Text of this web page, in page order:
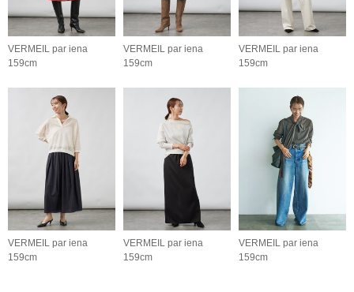
VERMEIL par iena
159cm
VERMEIL par iena
159cm
VERMEIL par iena
159cm
VERMEIL par iena
159cm
VERMEIL par iena
159cm
VERMEIL par iena
159cm